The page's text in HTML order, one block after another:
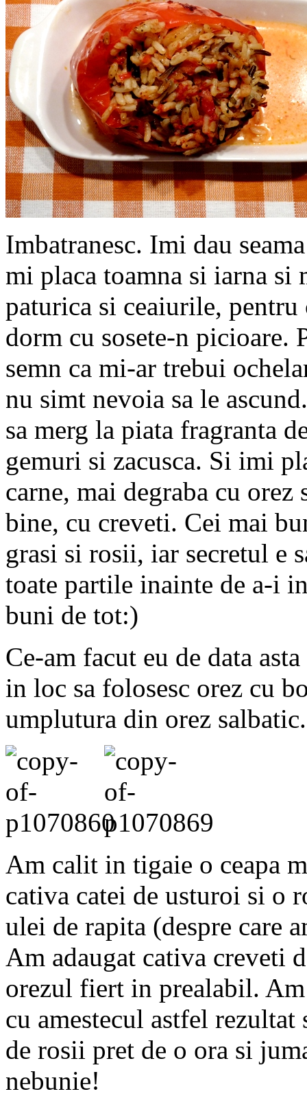
Imbatranesc. Imi dau
mi placa toamna si iarna
paturica si ceaiurile,
dorm cu sosete-n picioare.
semn ca mi-ar trebui
nu simt nevoia sa le
sa merg la piata fragranta
gemuri si zacusca. Si imi
carne, mai degraba cu
bine, cu creveti. Cei mai
grasi si rosii, iar secretul e
toate partile inainte de a-i
buni de tot:)
Ce-am facut eu de data
in loc sa folosesc orez cu
umplutura din orez
Am calit in tigaie o ceapa
cativa catei de usturoi si o
ulei de rapita (despre care
Am adaugat cativa creveti
orezul fiert in prealabil.
cu amestecul astfel
de rosii pret de o ora si
nebunie!